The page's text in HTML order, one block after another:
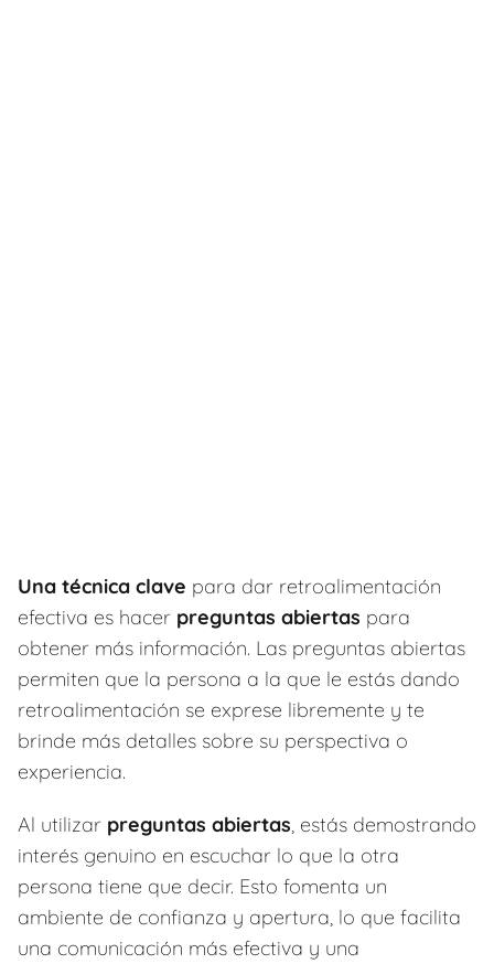
Una técnica clave para dar retroalimentación
efectiva es hacer preguntas abiertas para
obtener más información. Las preguntas abiertas
permiten que la persona a la que le estás dando
retroalimentación se exprese libremente y te
brinde más detalles sobre su perspectiva o
experiencia.
Al utilizar preguntas abiertas, estás demostrando
interés genuino en escuchar lo que la otra
persona tiene que decir. Esto fomenta un
ambiente de confianza y apertura, lo que facilita
una comunicación más efectiva y una